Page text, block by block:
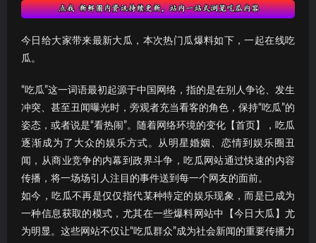
今日给大家带来最新大瓜，本次热门瓜爆料如下，一起在线吃
瓜。
“吃瓜”这一词语最初起源于中国网络，指的是在别人争论、发生
冲突、甚至丑闻曝光时，旁观者充当看客的角色，保持“吃瓜”的
姿态，或者说是“看热闹”。随着网络环境的变化【首页】，吃瓜
逐渐成为了大众的娱乐方式。从明星婚姻、恋情到娱乐圈丑
闻，从商业竞争的内幕到政界斗争，吃瓜网站通过快速的内容
传播，将一场场引人注目的事件送到每一个网友的面前。
如今，吃瓜不再是仅仅指代某种特定的娱乐现象，而是已成为
一种信息获取的模式，尤其在一些爆料网站中【今日大瓜】尤
为明显。这些网站不仅让“吃瓜群众”成为社会新闻的重要传播力